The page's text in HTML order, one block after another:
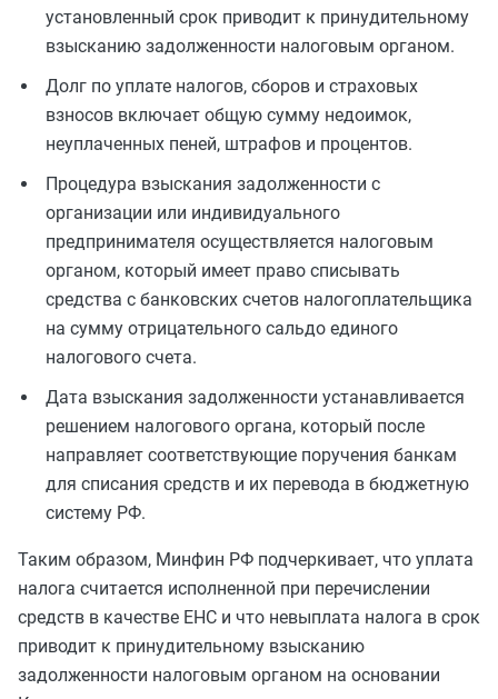
установленный срок приводит к принудительному
взысканию задолженности налоговым органом.
Долг по уплате налогов, сборов и страховых
взносов включает общую сумму недоимок,
неуплаченных пеней, штрафов и процентов.
Процедура взыскания задолженности с
организации или индивидуального
предпринимателя осуществляется налоговым
органом, который имеет право списывать
средства с банковских счетов налогоплательщика
на сумму отрицательного сальдо единого
налогового счета.
Дата взыскания задолженности устанавливается
решением налогового органа, который после
направляет соответствующие поручения банкам
для списания средств и их перевода в бюджетную
систему РФ.
Таким образом, Минфин РФ подчеркивает, что уплата
налога считается исполненной при перечислении
средств в качестве ЕНС и что невыплата налога в срок
приводит к принудительному взысканию
задолженности налоговым органом на основании